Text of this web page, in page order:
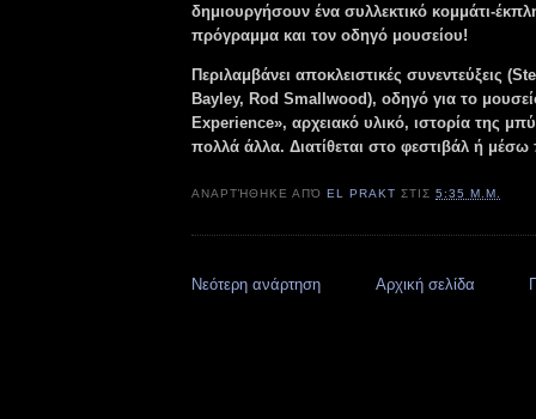
δημιουργήσουν ένα συλλεκτικό κομμάτι-
πρόγραμμα και τον οδηγό μουσείου!
Περιλαμβάνει αποκλειστικές συνεντεύξεις
Bayley, Rod Smallwood), οδηγό για το
Experience», αρχειακό υλικό, ιστορία της
πολλά άλλα. Διατίθεται στο φεστιβάλ ή
ΑΝΑΡΤΉΘΗΚΕ ΑΠΌEL PRAKT ΣΤΙΣ5:35 Μ.Μ.
Νεότερη ανάρτηση Αρχική σελίδα